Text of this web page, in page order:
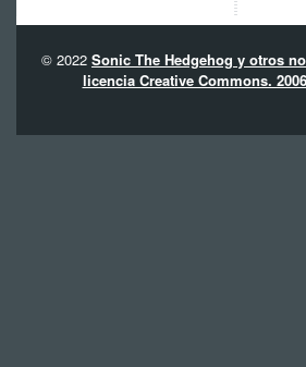
© 2022 Sonic The Hedgehog y otros
licencia Creative Commons.